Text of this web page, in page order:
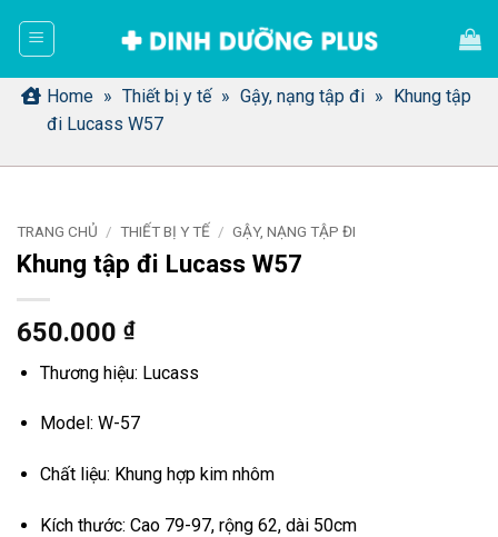
dung Home » Thiết bị y tế » Gậy, nạng tập đi » Khung tập
đi Lucass W57
TRANG CHỦ / THIẾT BỊ Y TẾ / GẬY, NẠNG TẬP ĐI
Khung tập đi Lucass W57
650.000 ₫
Thương hiệu: Lucass
Model: W-57
Chất liệu: Khung hợp kim nhôm
Kích thước: Cao 79-97, rộng 62, dài 50cm